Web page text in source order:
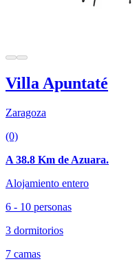
Villa Apuntaté
Zaragoza
(0)
A 38.8 Km de Azuara.
Alojamiento entero
6 - 10 personas
3 dormitorios
7 camas